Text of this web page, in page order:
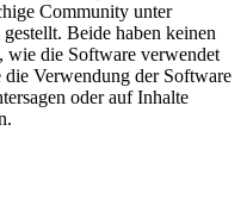
Community unter
Beide haben keinen
wie die Software verwendet
Verwendung der Software
oder auf Inhalte